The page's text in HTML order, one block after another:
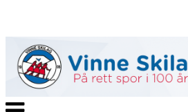
Veksle